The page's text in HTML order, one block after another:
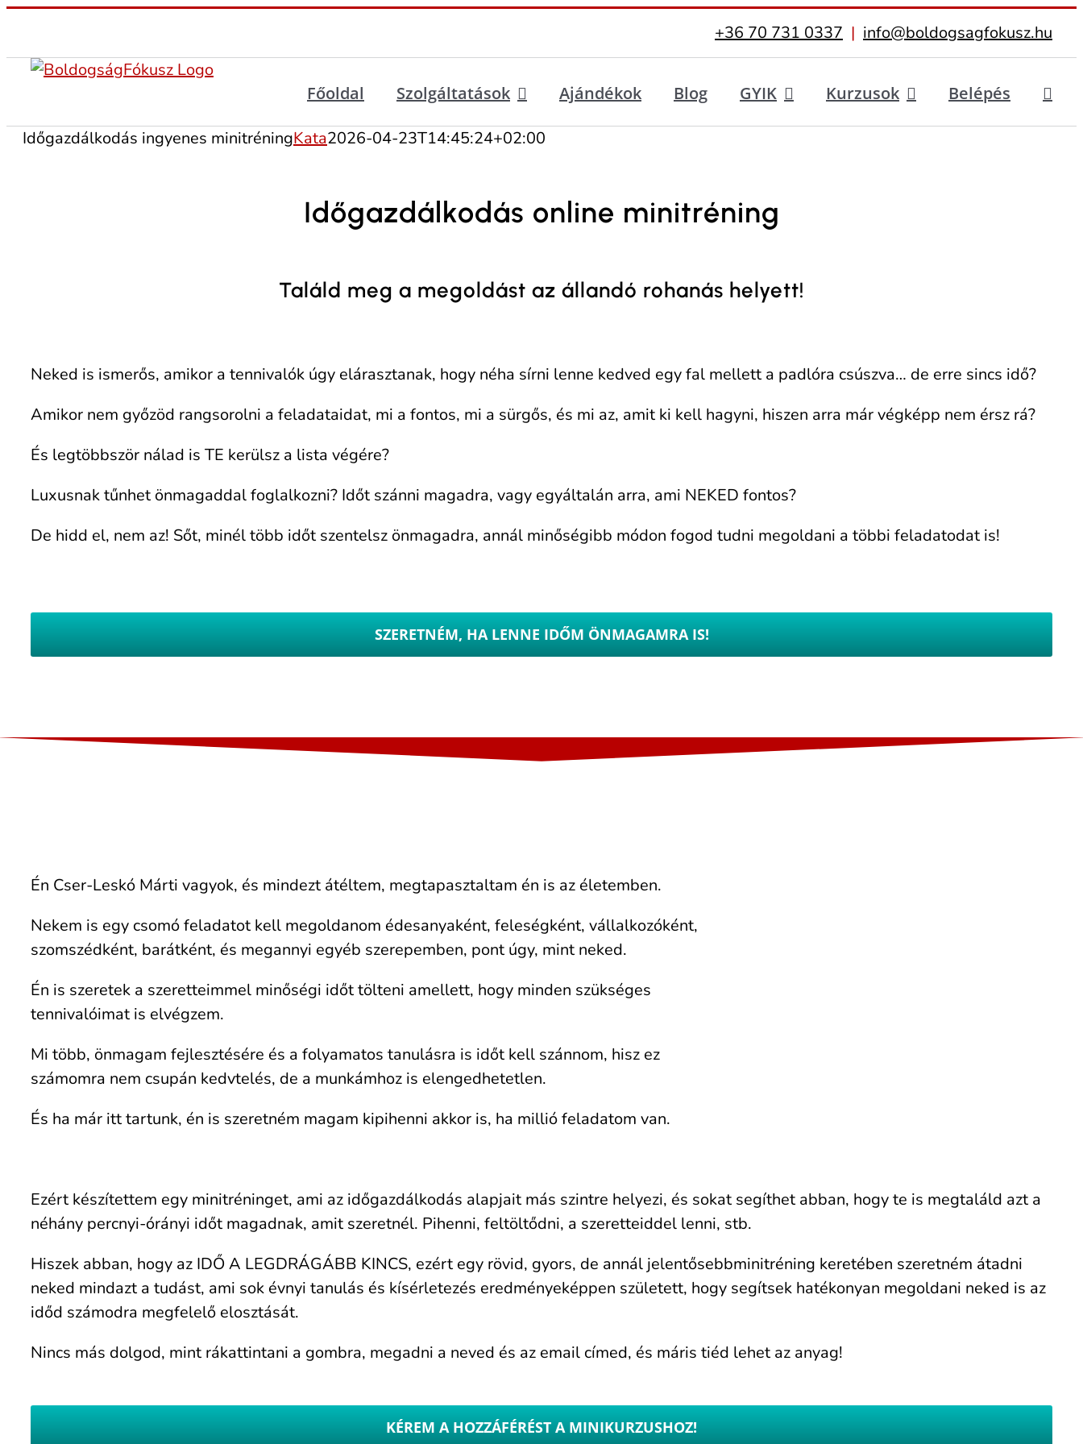
+36 70 731 0337 | info@boldogsagfokusz.hu
Főoldal Szolgáltatások Ajándékok Blog GYIK Kurzusok Belépés
Időgazdálkodás ingyenes minitréningKata2026-04-23T14:45:24+02:00
Időgazdálkodás online minitréning
Találd meg a megoldást az állandó rohanás helyett!
Neked is ismerős, amikor a tennivalók úgy elárasztanak, hogy néha sírni lenne kedved egy fal mellett a padlóra csúszva… de erre sincs idő?
Amikor nem győzöd rangsorolni a feladataidat, mi a fontos, mi a sürgős, és mi az, amit ki kell hagyni, hiszen arra már végképp nem érsz rá?
És legtöbbször nálad is TE kerülsz a lista végére?
Luxusnak tűnhet önmagaddal foglalkozni? Időt szánni magadra, vagy egyáltalán arra, ami NEKED fontos?
De hidd el, nem az! Sőt, minél több időt szentelsz önmagadra, annál minőségibb módon fogod tudni megoldani a többi feladatodat is!
SZERETNÉM, HA LENNE IDŐM ÖNMAGAMRA IS!
Én Cser-Leskó Márti vagyok, és mindezt átéltem, megtapasztaltam én is az életemben.
Nekem is egy csomó feladatot kell megoldanom édesanyaként, feleségként, vállalkozóként,
szomszédként, barátként, és megannyi egyéb szerepemben, pont úgy, mint neked.
Én is szeretek a szeretteimmel minőségi időt tölteni amellett, hogy minden szükséges
tennivalóimat is elvégzem.
Mi több, önmagam fejlesztésére és a folyamatos tanulásra is időt kell szánnom, hisz ez
számomra nem csupán kedvtelés, de a munkámhoz is elengedhetetlen.
És ha már itt tartunk, én is szeretném magam kipihenni akkor is, ha millió feladatom van.
Ezért készítettem egy minitréninget, ami az időgazdálkodás alapjait más szintre helyezi, és sokat segíthet abban, hogy te is megtaláld azt a
néhány percnyi-órányi időt magadnak, amit szeretnél. Pihenni, feltöltődni, a szeretteiddel lenni, stb.
Hiszek abban, hogy az IDŐ A LEGDRÁGÁBB KINCS, ezért egy rövid, gyors, de annál jelentősebbminitréning keretében szeretném átadni
neked mindazt a tudást, ami sok évnyi tanulás és kísérletezés eredményeképpen született, hogy segítsek hatékonyan megoldani neked is az
időd számodra megfelelő elosztását.
Nincs más dolgod, mint rákattintani a gombra, megadni a neved és az email címed, és máris tiéd lehet az anyag!
KÉREM A HOZZÁFÉRÉST A MINIKURZUSHOZ!